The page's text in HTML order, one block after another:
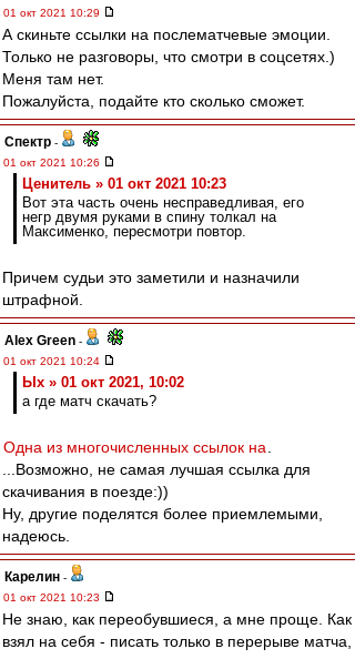
01 окт 2021 10:29
А скиньте ссылки на послематчевые эмоции.
Только не разговоры, что смотри в соцсетях.)
Меня там нет.
Пожалуйста, подайте кто сколько сможет.
Спектр -
01 окт 2021 10:26
Ценитель » 01 окт 2021 10:23
Вот эта часть очень несправедливая, его
негр двумя руками в спину толкал на
Максименко, пересмотри повтор.
Причем судьи это заметили и назначили
штрафной.
Alex Green -
01 окт 2021 10:24
Ых » 01 окт 2021, 10:02
а где матч скачать?
Одна из многочисленных ссылок на
...Возможно, не самая лучшая ссылка для
скачивания в поезде:))
Ну, другие поделятся более приемлемыми,
надеюсь.
Карелин -
01 окт 2021 10:23
Не знаю, как переобувшиеся, а мне проще. Как
взял на себя - писать только в перерыве матча,